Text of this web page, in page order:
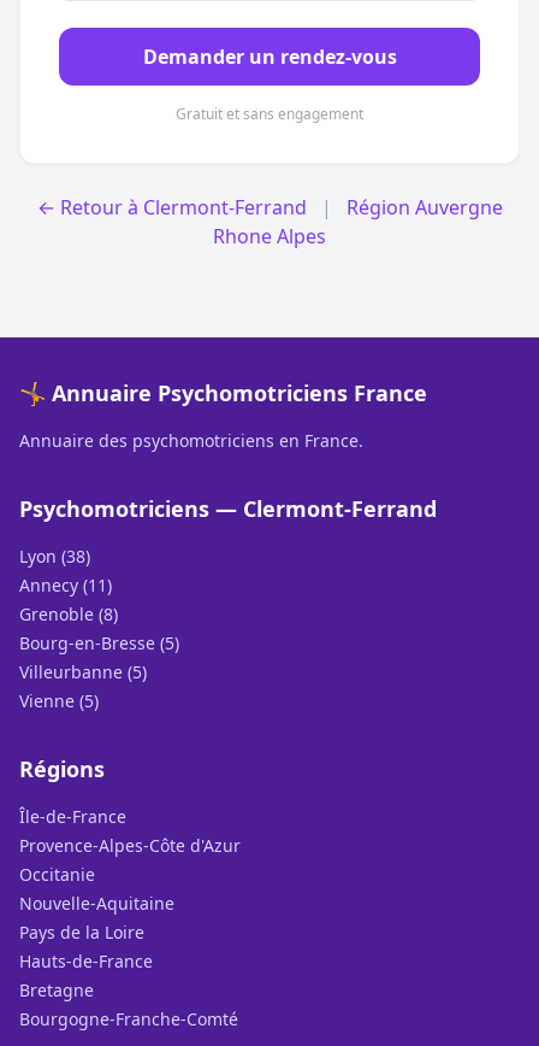
Demander un rendez-vous
Gratuit et sans engagement
← Retour à Clermont-Ferrand |
Région Auvergne
Rhone Alpes
🤸 Annuaire Psychomotriciens France
Annuaire des psychomotriciens en France.
Psychomotriciens — Clermont-Ferrand
Lyon (38)
Annecy (11)
Grenoble (8)
Bourg-en-Bresse (5)
Villeurbanne (5)
Vienne (5)
Régions
Île-de-France
Provence-Alpes-Côte d'Azur
Occitanie
Nouvelle-Aquitaine
Pays de la Loire
Hauts-de-France
Bretagne
Bourgogne-Franche-Comté